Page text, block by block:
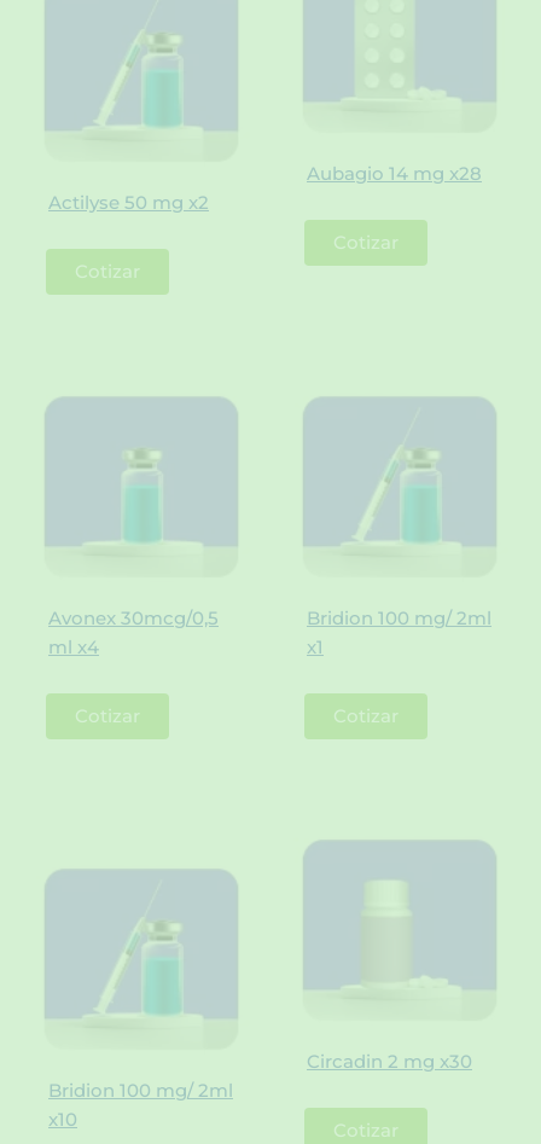
Actilyse 50 mg x2
Cotizar
Aubagio 14 mg x28
Cotizar
Avonex 30mcg/0,5
ml x4
Cotizar
Bridion 100 mg/ 2ml
x1
Cotizar
Bridion 100 mg/ 2ml
x10
Circadin 2 mg x30
Cotizar